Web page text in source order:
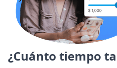
¿Cuánto tiempo